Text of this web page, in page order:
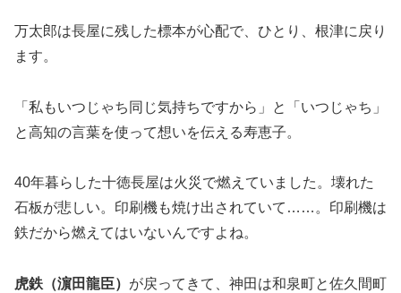
万太郎は長屋に残した標本が心配で、ひとり、根津に戻り
ます。
「私もいつじゃち同じ気持ちですから」と「いつじゃち」
と高知の言葉を使って想いを伝える寿恵子。
40年暮らした十徳長屋は火災で燃えていました。壊れた
石板が悲しい。印刷機も焼け出されていて……。印刷機は
鉄だから燃えてはいないんですよね。
虎鉄（濵田龍臣） が戻ってきて、神田は和泉町と佐久間町